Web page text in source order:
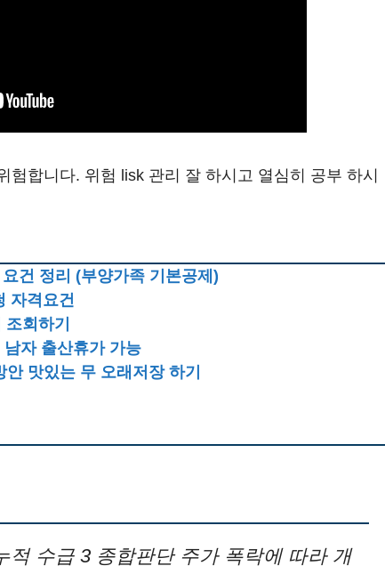
험합니다. 위험 lisk 관리 잘 하시고 열심히 공부 하시
건 정리 (부양가족 기본공제)
자격요건
회하기
자 출산휴가 가능
맛있는 무 오래저장 하기
적 수급 3 종합판단 주가 폭락에 따라 개